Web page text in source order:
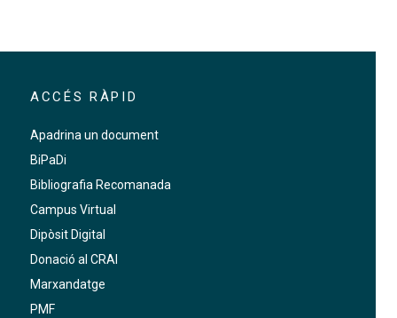
ACCÉS RÀPID
Apadrina un document
BiPaDi
Bibliografia Recomanada
Campus Virtual
Dipòsit Digital
Donació al CRAI
Marxandatge
PMF